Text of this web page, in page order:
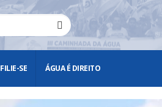
FILIE-SE ÁGUA É DIREITO